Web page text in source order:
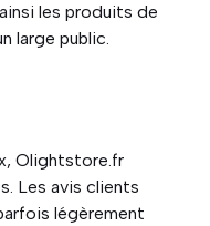
les produits de
large public.
Olightstore.fr
Les avis clients
légèrement